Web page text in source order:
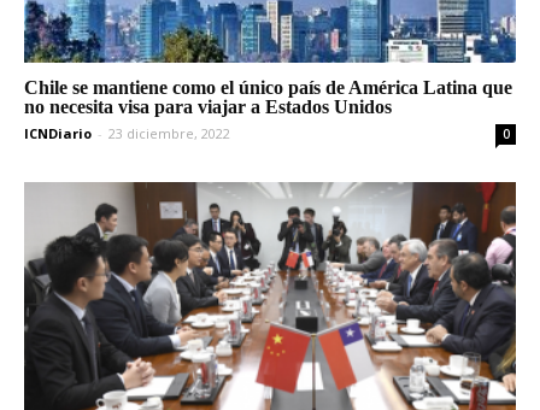
Chile se mantiene como el único país de América Latina que
no necesita visa para viajar a Estados Unidos
ICNDiario - 23 diciembre, 2022 0